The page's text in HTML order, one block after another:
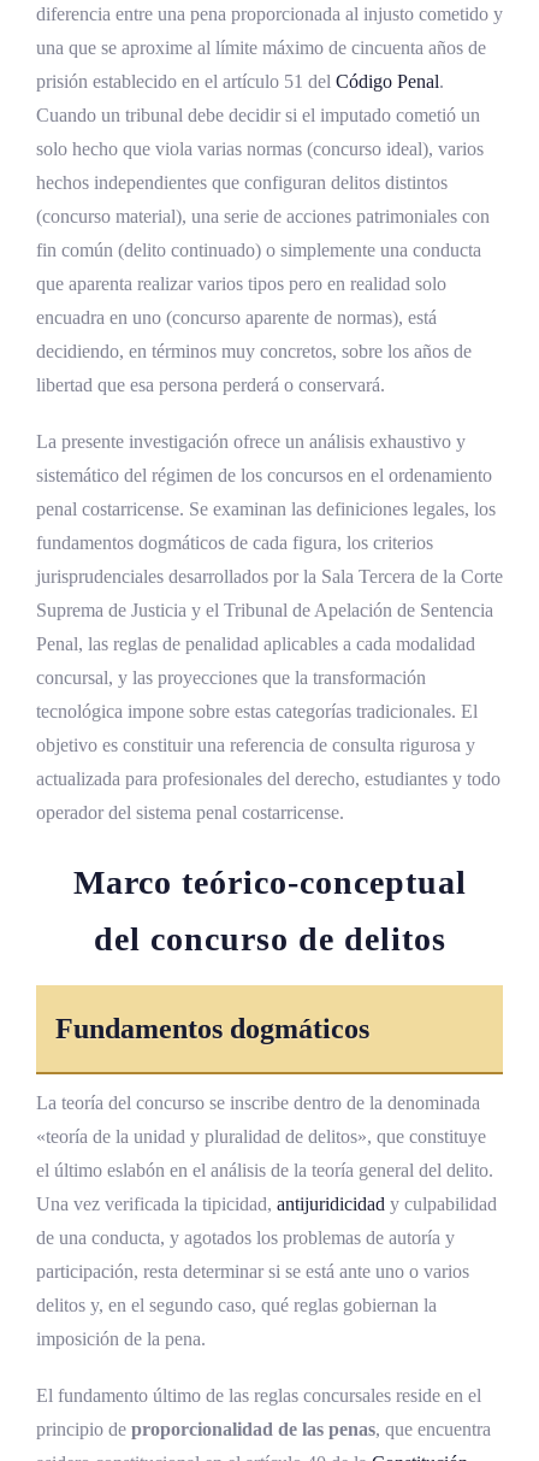
Concurso ideal de delitos en Costa Rica
Definición y naturaleza jurídica del concurso
Concurso ideal homogéneo frente a
concurso ideal heterogéneo
Requisitos del concurso ideal en el derecho
costarricense
Unidad de acción u omisión
Violación de diversas disposiciones
entre sí
Distinción entre unidad de acción y
Ejemplos prácticos del concurso ideal en
Costa Rica
Concurso material de delitos en Costa Rica
Definición y elementos constitutivos del
concurso material
Concurso material homogéneo y
heterogéneo
diferenciador
Conexidad procesal en el concurso material
Criterios para distinguir concurso ideal y
concurso material
Concurso aparente de normas en Costa Rica
Concepto y fundamento del concurso
aparente
Principio de especialidad en el concurso
Definición y alcance
Ejemplos en el derecho penal
costarricense
Principio de subsidiariedad en el concurso
aparente
diferencia entre una pena proporcionada al injusto cometido y
una que se aproxime al límite máximo de cincuenta años de
prisión establecido en el artículo 51 del Código Penal.
Cuando un tribunal debe decidir si el imputado cometió un
solo hecho que viola varias normas (concurso ideal), varios
hechos independientes que configuran delitos distintos
(concurso material), una serie de acciones patrimoniales con
fin común (delito continuado) o simplemente una conducta
que aparenta realizar varios tipos pero en realidad solo
encuadra en uno (concurso aparente de normas), está
decidiendo, en términos muy concretos, sobre los años de
libertad que esa persona perderá o conservará.
La presente investigación ofrece un análisis exhaustivo y
sistemático del régimen de los concursos en el ordenamiento
penal costarricense. Se examinan las definiciones legales, los
fundamentos dogmáticos de cada figura, los criterios
jurisprudenciales desarrollados por la Sala Tercera de la Corte
Suprema de Justicia y el Tribunal de Apelación de Sentencia
Penal, las reglas de penalidad aplicables a cada modalidad
concursal, y las proyecciones que la transformación
tecnológica impone sobre estas categorías tradicionales. El
objetivo es constituir una referencia de consulta rigurosa y
actualizada para profesionales del derecho, estudiantes y todo
operador del sistema penal costarricense.
Marco teórico-conceptual
del concurso de delitos
Fundamentos dogmáticos
La teoría del concurso se inscribe dentro de la denominada
«teoría de la unidad y pluralidad de delitos», que constituye
el último eslabón en el análisis de la teoría general del delito.
Una vez verificada la tipicidad, antijuridicidad y culpabilidad
de una conducta, y agotados los problemas de autoría y
participación, resta determinar si se está ante uno o varios
delitos y, en el segundo caso, qué reglas gobiernan la
imposición de la pena.
El fundamento último de las reglas concursales reside en el
principio de proporcionalidad de las penas, que encuentra